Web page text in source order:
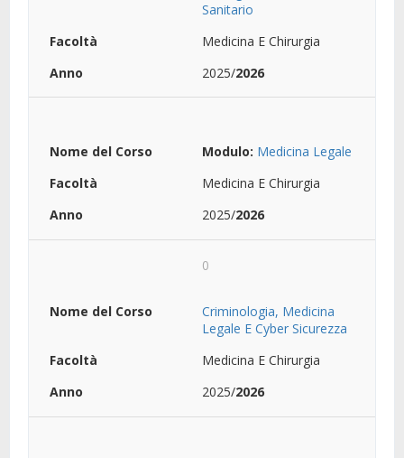
Sanitario
Medicina E Chirurgia
2025/2026
Modulo: Medicina Legale
Medicina E Chirurgia
2025/2026
0
Criminologia, Medicina
Legale E Cyber Sicurezza
Medicina E Chirurgia
2025/2026